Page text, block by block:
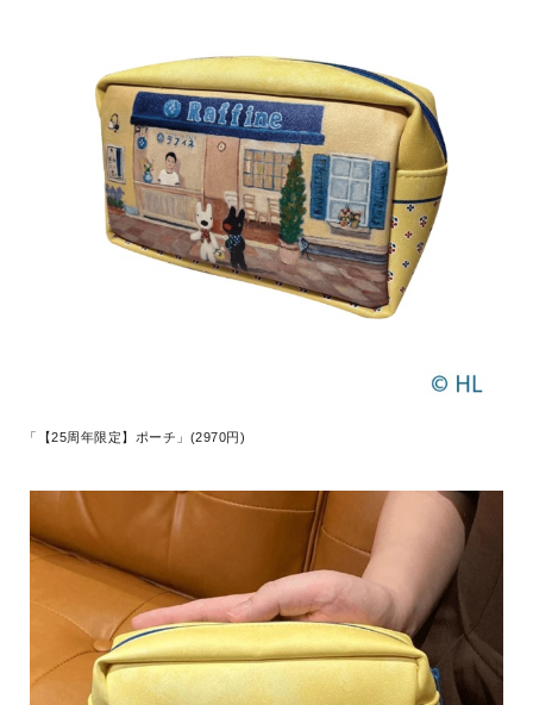
「【25周年限定】ポーチ」(2970円)